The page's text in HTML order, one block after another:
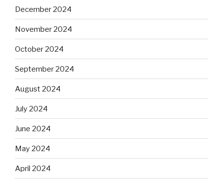
December 2024
November 2024
October 2024
September 2024
August 2024
July 2024
June 2024
May 2024
April 2024